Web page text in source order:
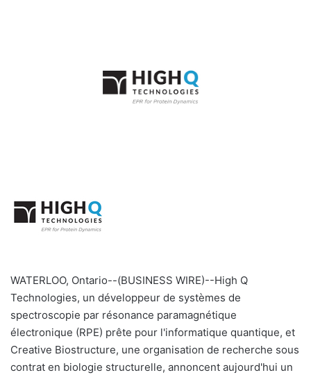
r
r
WATERLOO, Ontario--(BUSINESS WIRE)--High Q
Technologies, un développeur de systèmes de
spectroscopie par résonance paramagnétique
électronique (RPE) prête pour l'informatique quantique, et
Creative Biostructure, une organisation de recherche sous
contrat en biologie structurelle, annoncent aujourd'hui un